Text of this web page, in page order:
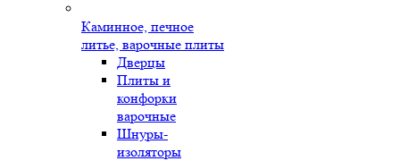
Каминное, печное
литье, варочные плиты
Дверцы
Плиты и
конфорки
варочные
Шнуры-
изоляторы